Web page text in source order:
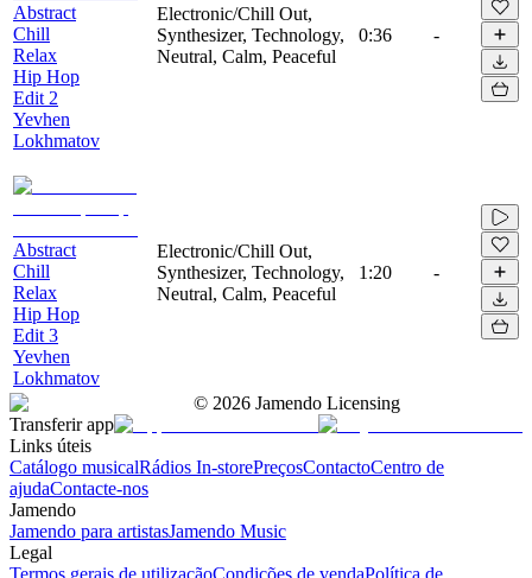
Abstract
Chill
Relax
Hip Hop
Edit 2
Yevhen
Lokhmatov
Electronic/Chill Out,
Synthesizer, Technology,
Neutral, Calm, Peaceful
0:36 -
Abstract
Chill
Relax
Hip Hop
Edit 3
Yevhen
Lokhmatov
Electronic/Chill Out,
Synthesizer, Technology,
Neutral, Calm, Peaceful
1:20 -
© 2026 Jamendo Licensing
Transferir app
Links úteis
Catálogo musicalRádios In-storePreçosContactoCentro de
ajudaContacte-nos
Jamendo
Jamendo para artistasJamendo Music
Legal
Termos gerais de utilizaçãoCondições de vendaPolítica de